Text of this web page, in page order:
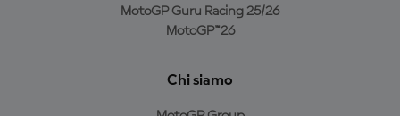
MotoGP Guru Racing 25/26
MotoGP™26
Chi siamo